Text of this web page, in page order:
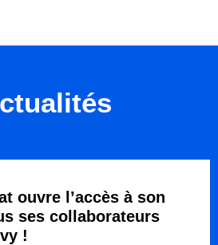
ouvre l’accès à son
ses collaborateurs
!